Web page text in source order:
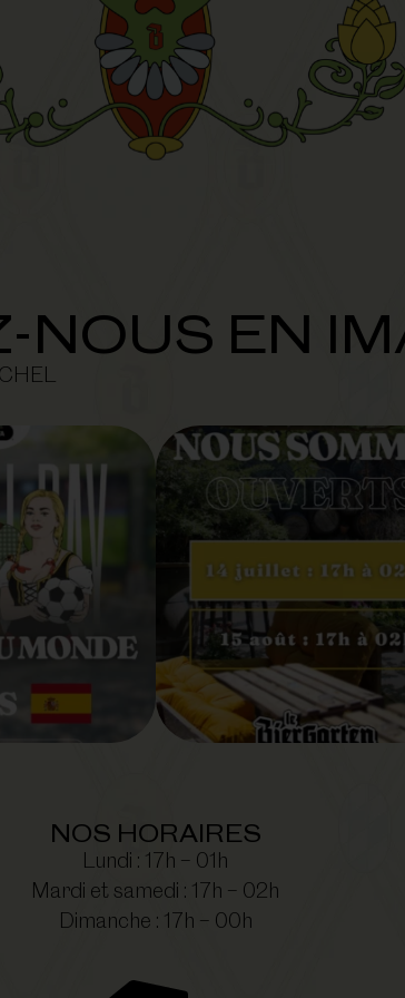
NOUS EN
NOS HORAIRES
Lundi : 17h – 01h
Mardi et samedi : 17h – 02h
Dimanche : 17h – 00h